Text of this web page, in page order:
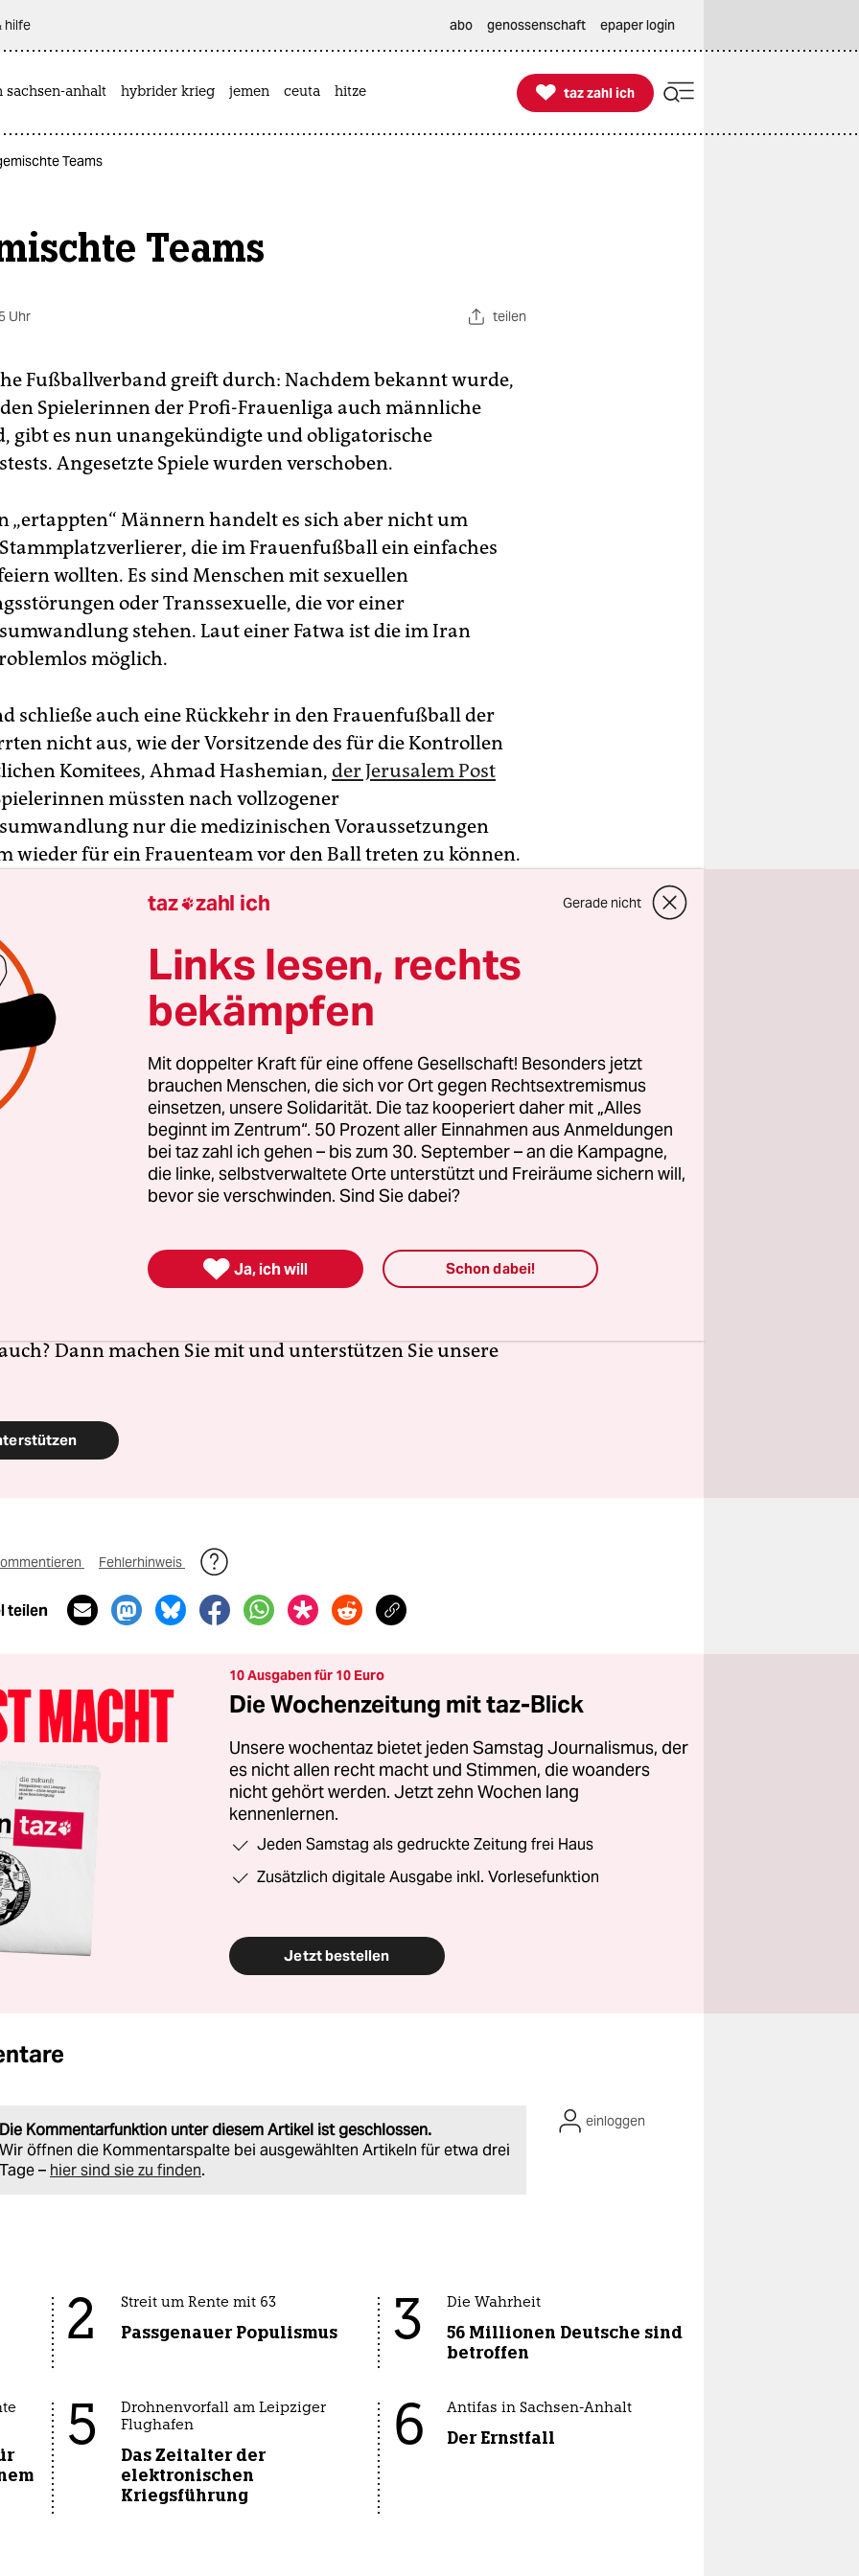
hilfe abo genossenschaft epaper login
sachsen-anhalt hybrider krieg jemen ceuta hitze 
taz zahl ich
taz zahl ich
Teams
Teams
Uhr teilen
Fußballverband greift durch: Nachdem bekannt wurde,
Spielerinnen der Profi-Frauenliga auch männliche
gibt es nun unangekündigte und obligatorische
Angesetzte Spiele wurden verschoben.
„ertappten“ Männern handelt es sich aber nicht um
die im Frauenfußball ein einfaches
wollten. Es sind Menschen mit sexuellen
oder Transsexuelle, die vor einer
stehen. Laut einer Fatwa ist die im Iran
möglich.
schließe auch eine Rückkehr in den Frauenfußball der
nicht aus, wie der Vorsitzende des für die Kontrollen
Komitees, Ahmad Hashemian, der Jerusalem Post
müssten nach vollzogener
nur die medizinischen Voraussetzungen
wieder für ein Frauenteam vor den Ball treten zu können.
ließe sich das Problem aber lösen, wenn es auch auf
gemischte Mannschaften gäbe – sechs Frauen, fünf
stärken
Erfolg der AfD bei den kommenden Landtagswahlen
rechtsextreme Kräfte inzwischen geworden sind.
braucht es Zusammenhalt und Solidarität. Auch und vor
Menschen, die sich vor Ort für eine starke
Orte und baut einen solidarischen Fonds für deren
Erhalt auf. Eine offene Gesellschaft braucht guten, frei
Dann machen Sie mit und unterstützen Sie unsere
Fehlerhinweis
teilen
10 Ausgaben für 10 Euro
Die Wochenzeitung mit taz-Blick
Unsere wochentaz bietet jeden Samstag Journalismus, der
es nicht allen recht macht und Stimmen, die woanders
nicht gehört werden. Jetzt zehn Wochen lang
kennenlernen.
Jeden Samstag als gedruckte Zeitung frei Haus
Zusätzlich digitale Ausgabe inkl. Vorlesefunktion
Jetzt bestellen
Die Kommentarfunktion unter diesem Artikel ist geschlossen.
Wir öffnen die Kommentarspalte bei ausgewählten Artikeln für etwa drei
Tage – hier sind sie zu finden.
einloggen
2 Streit um Rente mit 63
Passgenauer Populismus 3 Die Wahrheit
56 Millionen Deutsche sind
betroffen
5
Drohnenvorfall am Leipziger
Flughafen
Das Zeitalter der
elektronischen
Kriegsführung
6 Antifas in Sachsen-Anhalt
Der Ernstfall
taz zahl ich Gerade nicht
Links lesen, rechts
bekämpfen
Mit doppelter Kraft für eine offene Gesellschaft! Besonders jetzt
brauchen Menschen, die sich vor Ort gegen Rechtsextremismus
einsetzen, unsere Solidarität. Die taz kooperiert daher mit „Alles
beginnt im Zentrum“. 50 Prozent aller Einnahmen aus Anmeldungen
bei taz zahl ich gehen – bis zum 30. September – an die Kampagne,
die linke, selbstverwaltete Orte unterstützt und Freiräume sichern will,
bevor sie verschwinden. Sind Sie dabei?
 Ja, ich will Schon dabei!